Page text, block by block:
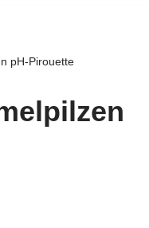
pH-Pirouette